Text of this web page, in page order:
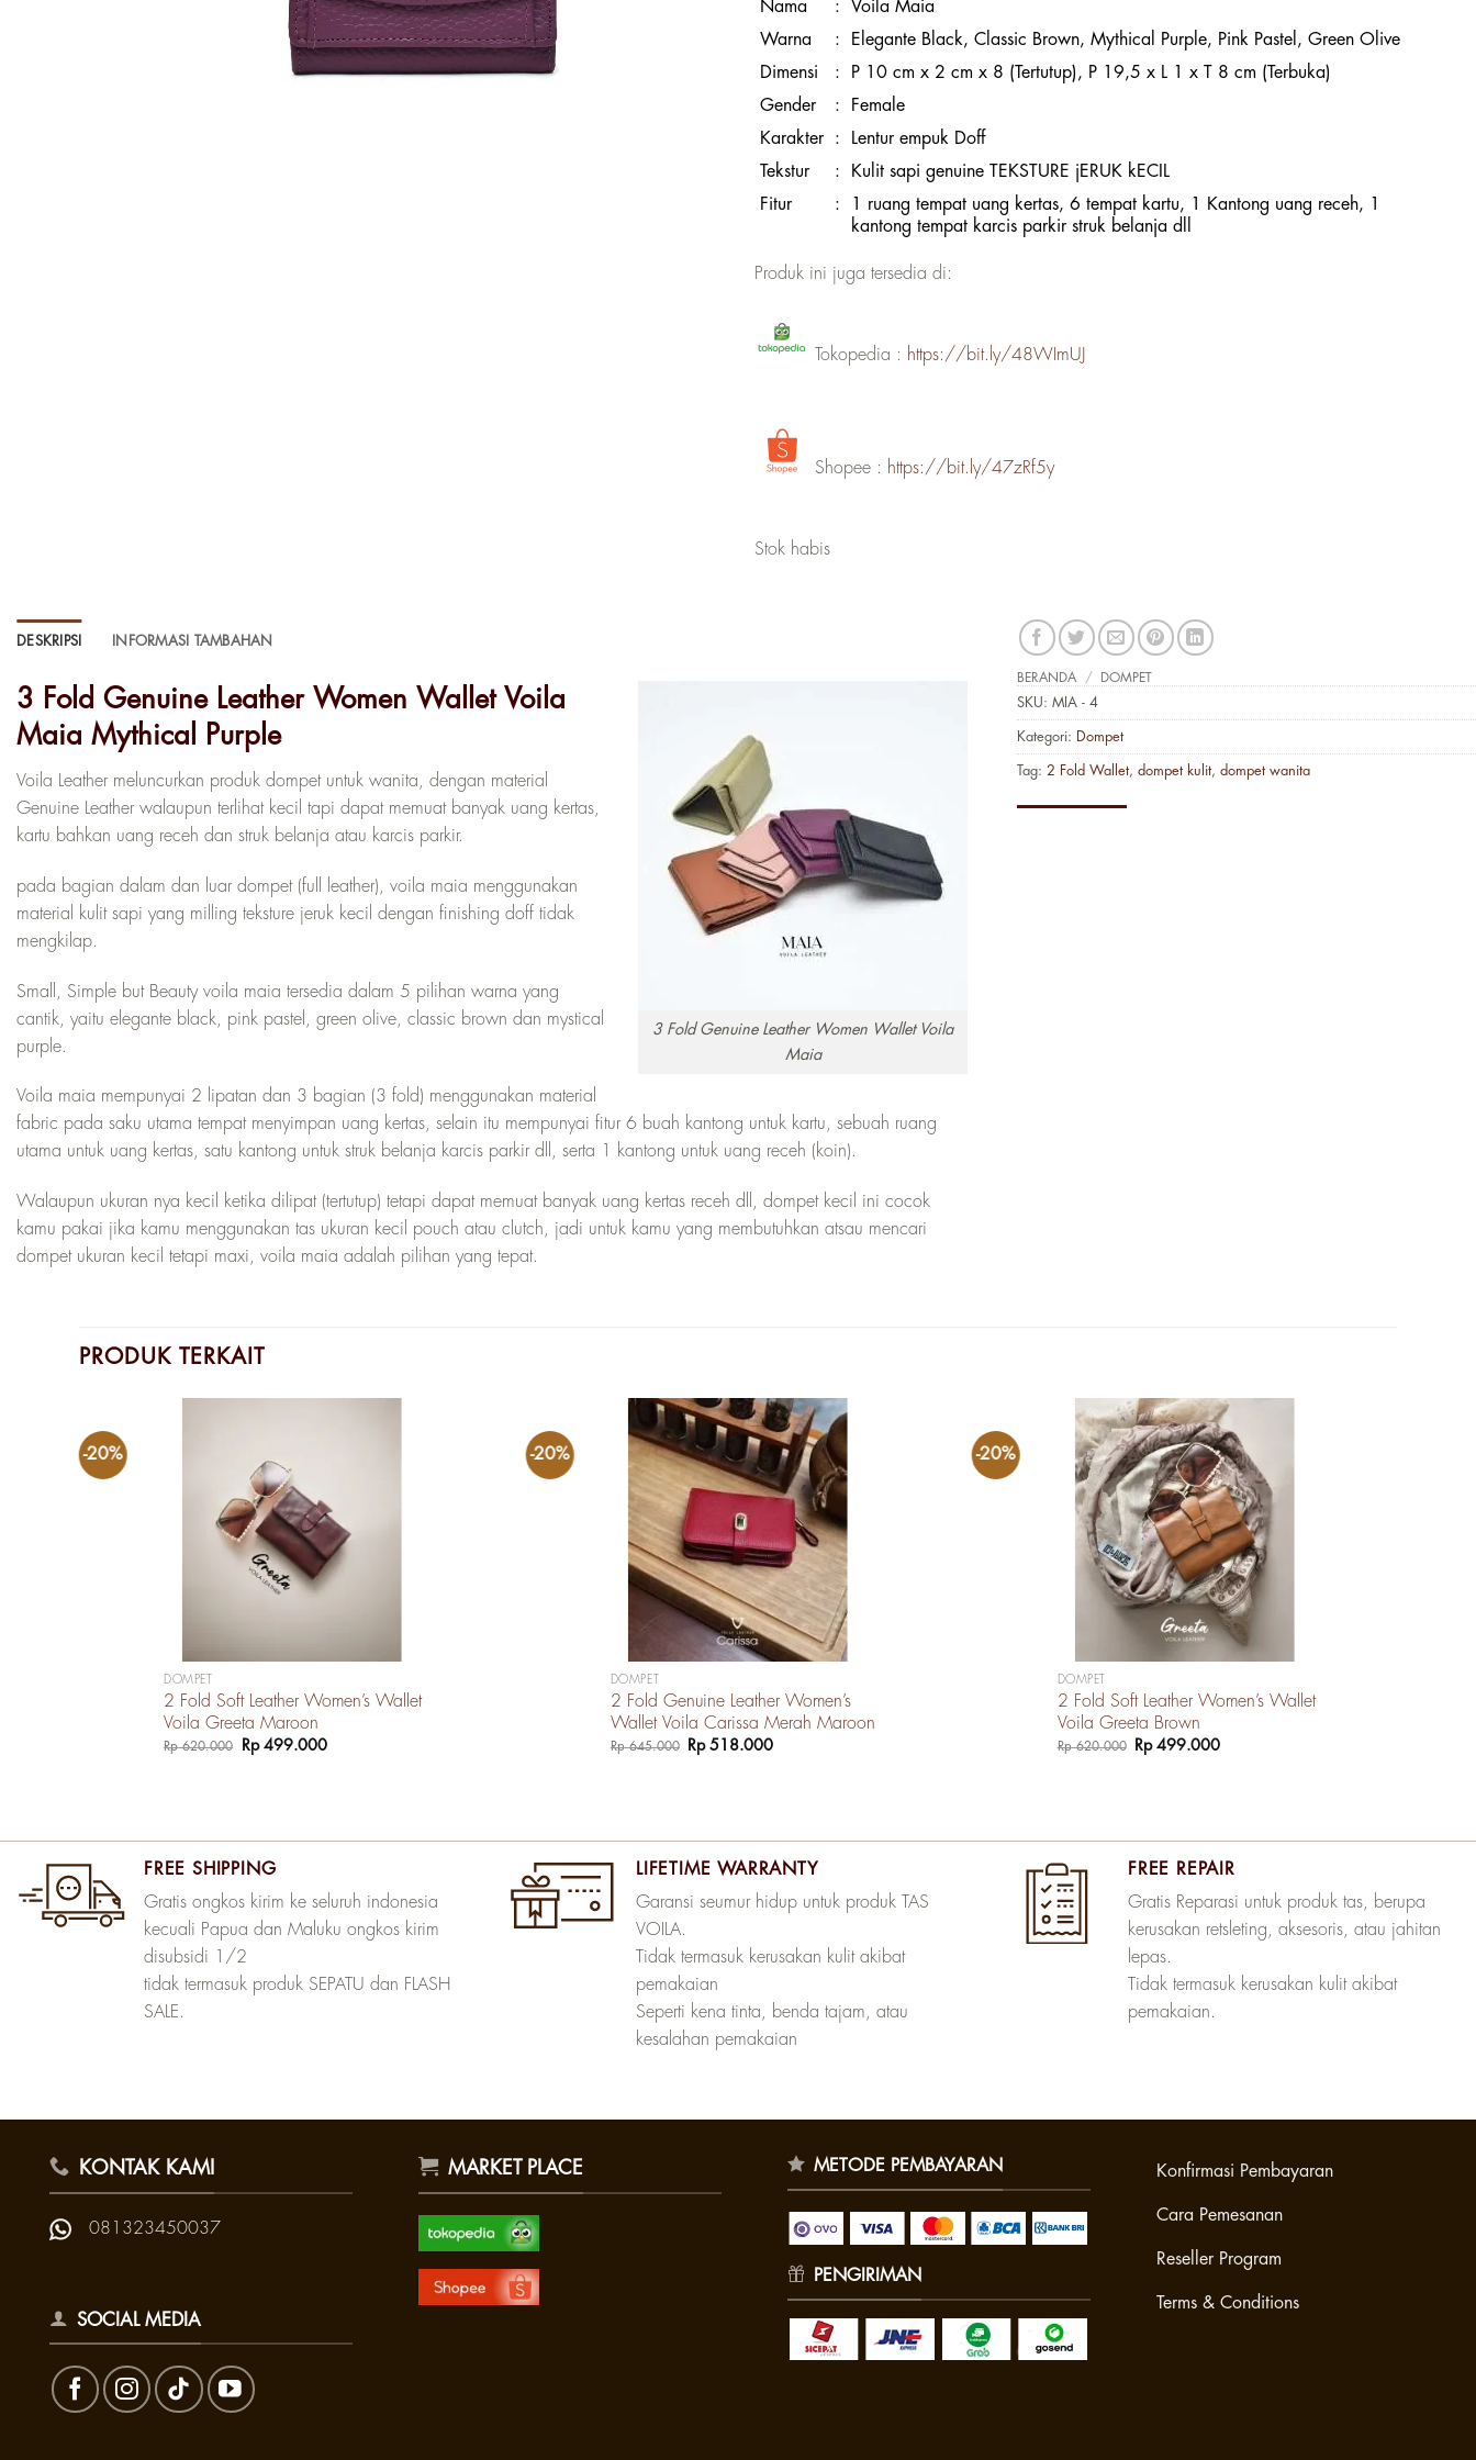
Nama :
Voila Maia
Warna
:
Elegante Black, Classic Brown, Mythical Purple, Pink Pastel, Green Olive
Dimensi
:
P 10 cm x 2 cm x 8 (Tertutup), P 19,5 x L 1 x T 8 cm (Terbuka)
Gender
:
Female
Karakter
:
Lentur empuk Doff
Tekstur
:
Kulit sapi genuine TEKSTURE jERUK kECIL
Fitur
:
1 ruang tempat uang kertas, 6 tempat kartu, 1 Kantong uang receh, 1
kantong tempat karcis parkir struk belanja dll
Produk ini juga tersedia di:
Tokopedia : https://bit.ly/48WImUJ
Shopee : https://bit.ly/47zRf5y
Stok habis
DESKRIPSI INFORMASI TAMBAHAN
3 Fold Genuine Leather Women Wallet Voila
Maia
3 Fold Genuine Leather Women Wallet Voila
Maia Mythical Purple
Voila Leather meluncurkan produk dompet untuk wanita, dengan material
Genuine Leather walaupun terlihat kecil tapi dapat memuat banyak uang kertas,
kartu bahkan uang receh dan struk belanja atau karcis parkir.
pada bagian dalam dan luar dompet (full leather), voila maia menggunakan
material kulit sapi yang milling teksture jeruk kecil dengan finishing doff tidak
mengkilap.
Small, Simple but Beauty voila maia tersedia dalam 5 pilihan warna yang
cantik, yaitu elegante black, pink pastel, green olive, classic brown dan mystical
purple.
Voila maia mempunyai 2 lipatan dan 3 bagian (3 fold) menggunakan material
fabric pada saku utama tempat menyimpan uang kertas, selain itu mempunyai fitur 6 buah kantong untuk kartu, sebuah ruang
utama untuk uang kertas, satu kantong untuk struk belanja karcis parkir dll, serta 1 kantong untuk uang receh (koin).
Walaupun ukuran nya kecil ketika dilipat (tertutup) tetapi dapat memuat banyak uang kertas receh dll, dompet kecil ini cocok
kamu pakai jika kamu menggunakan tas ukuran kecil pouch atau clutch, jadi untuk kamu yang membutuhkan atsau mencari
dompet ukuran kecil tetapi maxi, voila maia adalah pilihan yang tepat.
BERANDA / DOMPET
SKU: MIA - 4
Kategori: Dompet
Tag: 2 Fold Wallet, dompet kulit, dompet wanita
PRODUK TERKAIT
-20%
DOMPET
2 Fold Soft Leather Women’s Wallet
Voila Greeta Maroon
Rp620.000
Harga
aslinya
Rp499.000Harga
-20%
DOMPET
2 Fold Genuine Leather Women’s
Wallet Voila Carissa Merah Maroon
Rp645.000
Harga
aslinya
Rp518.000Harga
-20%
DOMPET
2 Fold Soft Leather Women’s Wallet
Voila Greeta Brown
Rp620.000
Harga
aslinya
Rp499.000Harga
FREE SHIPPING
Gratis ongkos kirim ke seluruh indonesia
kecuali Papua dan Maluku ongkos kirim
disubsidi 1/2
tidak termasuk produk SEPATU dan FLASH
SALE.
LIFETIME WARRANTY
Garansi seumur hidup untuk produk TAS
VOILA.
Tidak termasuk kerusakan kulit akibat
pemakaian
Seperti kena tinta, benda tajam, atau
kesalahan pemakaian
FREE REPAIR
Gratis Reparasi untuk produk tas, berupa
kerusakan retsleting, aksesoris, atau jahitan
lepas.
Tidak termasuk kerusakan kulit akibat
pemakaian.
KONTAK KAMI
081323450037
SOCIAL MEDIA
MARKET PLACE METODE PEMBAYARAN
PENGIRIMAN
Konfirmasi Pembayaran
Cara Pemesanan
Reseller Program
Terms & Conditions